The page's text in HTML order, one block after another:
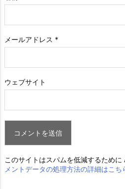
メールアドレス *
ウェブサイト
このサイトはスパムを低減するために
メントデータの処理方法の詳細はこ